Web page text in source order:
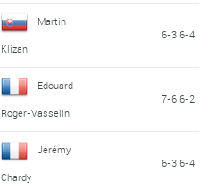
Martin
Klizan
6-3 6-4
Edouard
Roger-Vasselin
7-6 6-2
Jérémy
Chardy
6-3 6-4